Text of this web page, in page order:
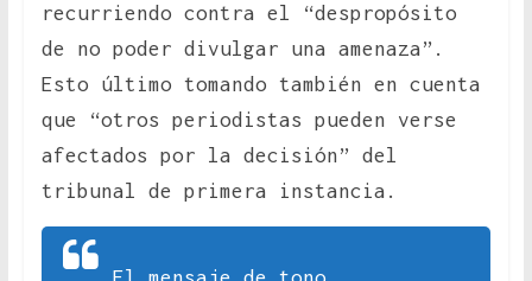
recurriendo contra el “despropósito
de no poder divulgar una amenaza”.
Esto último tomando también en cuenta
que “otros periodistas pueden verse
afectados por la decisión” del
tribunal de primera instancia.